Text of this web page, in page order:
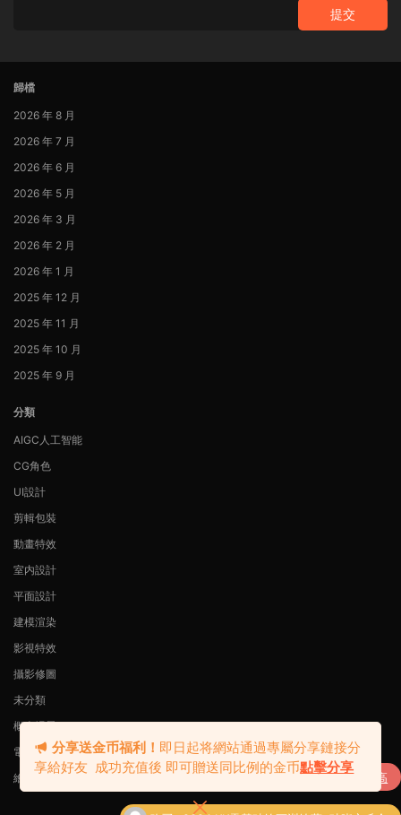
提交
歸檔
2026 年 8 月
2026 年 7 月
2026 年 6 月
2026 年 5 月
2026 年 3 月
2026 年 2 月
2026 年 1 月
2025 年 12 月
2025 年 11 月
2025 年 10 月
2025 年 9 月
分類
AIGC人工智能
CG角色
UI設計
剪輯包裝
動畫特效
室内設計
平面設計
建模渲染
影視特效
攝影修圖
未分類
概念場景
電商設計
繪畫插畫
自豪的采用Modown主題
分享送金币福利！ 即日起将網站通過專屬分享鏈接分
享給好友 成功充值後 即可贈送同比例的金币點擊分享
購買
了
Radio電波Blender零基礎動态海報課（高
清畫質帶素材）